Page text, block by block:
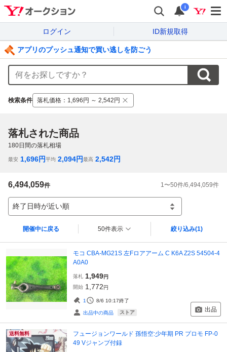
i
ログイン ID新規取得
アプリのプッシュ通知で買い逃しを防ごう
検索条件 落札価格 ： 1,696円 ～ 2,542円
落札された商品
180日間の落札相場
最安 1,696円平均 2,094円最高 2,542円
6,494,059件 1〜50件/6,494,059件
終了日時が近い順
開催中に戻る 50件表示 絞り込み(1)
モコ CBA-MG21S 左Fロアアーム C K6A Z2S 54504-4
A0A0
落札 1,949円
開始 1,772円
1 8/6 10:17終了
出品中の商品 ストア 出品
送料無料
フュージョンワールド 孫悟空:少年期 PR プロモ FP-0
49 Vジャンプ付録